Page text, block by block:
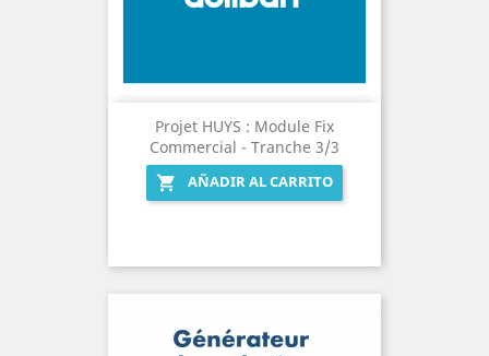
Projet HUYS : Module Fix
Commercial - Tranche 3/3

AÑADIR AL CARRITO